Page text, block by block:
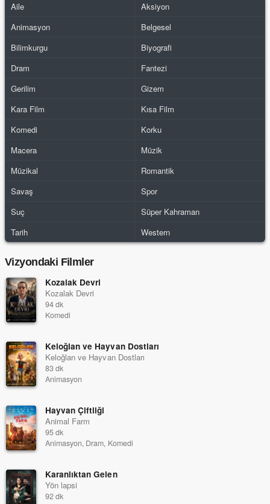
Aile
Aksiyon
Animasyon
Belgesel
Bilimkurgu
Biyografi
Dram
Fantezi
Gerilim
Gizem
Kara Film
Kısa Film
Komedi
Korku
Macera
Müzik
Müzikal
Romantik
Savaş
Spor
Suç
Süper Kahraman
Tarih
Western
Vizyondaki Filmler
Kozalak Devri
Kozalak Devri
94 dk
Komedi
Keloğlan ve Hayvan Dostları
Keloğlan ve Hayvan Dostları
83 dk
Animasyon
Hayvan Çiftliği
Animal Farm
95 dk
Animasyon, Dram, Komedi
Karanlıktan Gelen
Yön lapsi
92 dk